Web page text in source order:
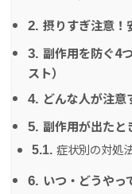
2. 摂りすぎ注意！
3. 副作用を防ぐ4
スト）
4. どんな人が注意
5. 副作用が出たと
5.1. 症状別の対処
6. いつ・どうやっ